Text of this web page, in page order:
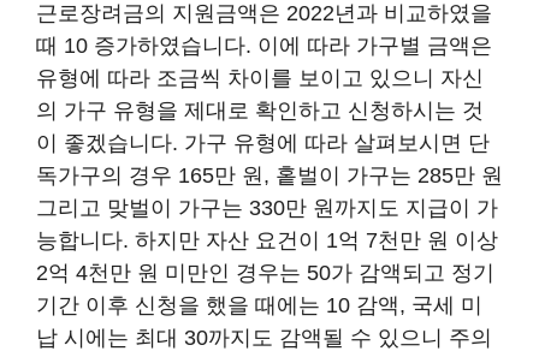
근로장려금의 지원금액은 2022년과 비교하였을
때 10 증가하였습니다. 이에 따라 가구별 금액은
유형에 따라 조금씩 차이를 보이고 있으니 자신
의 가구 유형을 제대로 확인하고 신청하시는 것
이 좋겠습니다. 가구 유형에 따라 살펴보시면 단
독가구의 경우 165만 원, 홑벌이 가구는 285만 원
그리고 맞벌이 가구는 330만 원까지도 지급이 가
능합니다. 하지만 자산 요건이 1억 7천만 원 이상
2억 4천만 원 미만인 경우는 50가 감액되고 정기
기간 이후 신청을 했을 때에는 10 감액, 국세 미
납 시에는 최대 30까지도 감액될 수 있으니 주의